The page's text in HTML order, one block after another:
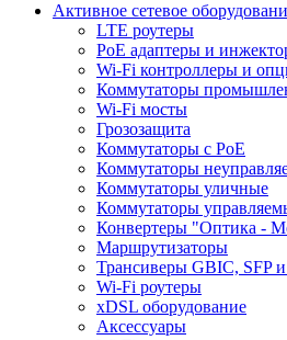
Активное сетевое
LTE роутеры
PoE адаптеры и
Wi-Fi контроллеры и
Коммутаторы
Wi-Fi мосты
Грозозащита
Коммутаторы c PoE
Коммутаторы
Коммутаторы уличные
Коммутаторы
Конвертеры "Оптика -
Маршрутизаторы
Трансиверы GBIC, SFP
Wi-Fi роутеры
xDSL оборудование
Аксессуары